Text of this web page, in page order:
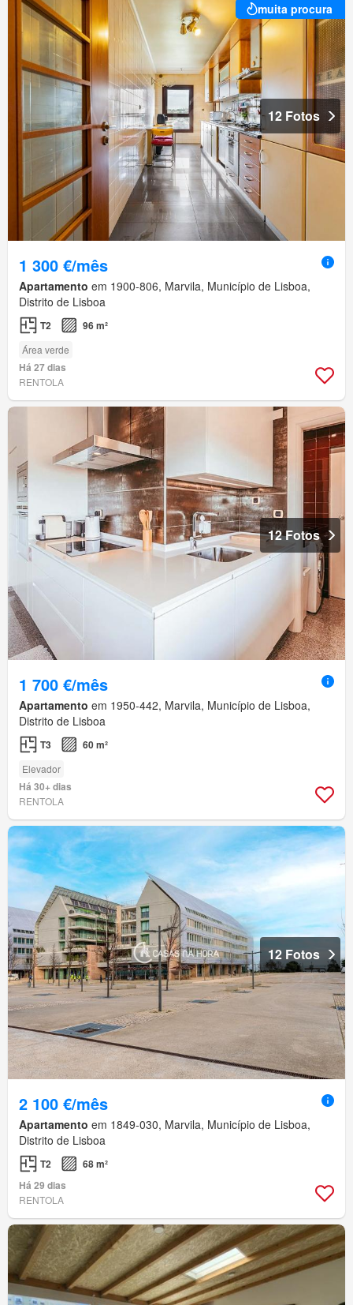
muita procura
12 Fotos
1 300 €/mês
Apartamento em 1900-806, Marvila, Município de Lisboa,
Distrito de Lisboa
T2 96 m²
Área verde
Há 27 dias
RENTOLA
12 Fotos
1 700 €/mês
Apartamento em 1950-442, Marvila, Município de Lisboa,
Distrito de Lisboa
T3 60 m²
Elevador
Há 30+ dias
RENTOLA
12 Fotos
2 100 €/mês
Apartamento em 1849-030, Marvila, Município de Lisboa,
Distrito de Lisboa
T2
68 m²
Há 29 dias
RENTOLA